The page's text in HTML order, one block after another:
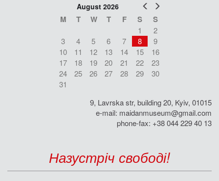
Prev
August 2026
M T W T F S S
1
2
3
4 5 6 7 8
9
10
11 12 13 14 15
16
17
18 19 20 21 22
23
24
25 26 27 28 29
30
31
9, Lavrska str, building 20, Kyiv, 01015
e-mail: maidanmuseum@gmail.com
phone-fax: +38 044 229 40 13
Назустріч свободі!